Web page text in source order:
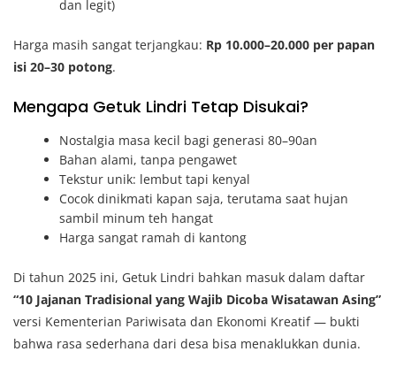
dan legit)
Harga masih sangat terjangkau: Rp 10.000–20.000 per papan
isi 20–30 potong.
Mengapa Getuk Lindri Tetap Disukai?
Nostalgia masa kecil bagi generasi 80–90an
Bahan alami, tanpa pengawet
Tekstur unik: lembut tapi kenyal
Cocok dinikmati kapan saja, terutama saat hujan
sambil minum teh hangat
Harga sangat ramah di kantong
Di tahun 2025 ini, Getuk Lindri bahkan masuk dalam daftar
“10 Jajanan Tradisional yang Wajib Dicoba Wisatawan Asing”
versi Kementerian Pariwisata dan Ekonomi Kreatif — bukti
bahwa rasa sederhana dari desa bisa menaklukkan dunia.